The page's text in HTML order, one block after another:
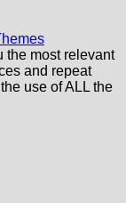
the most relevant
and repeat
use of ALL the